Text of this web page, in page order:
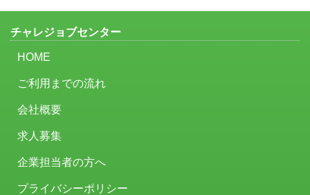
チャレジョブセンター
HOME
ご利用までの流れ
会社概要
求人募集
企業担当者の方へ
プライバシーポリシー